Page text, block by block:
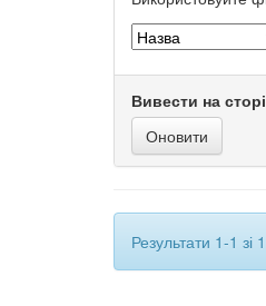
Вивести на
Результати 1-1 зі